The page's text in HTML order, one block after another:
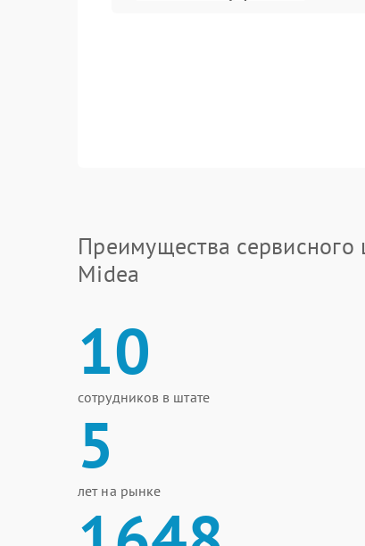
Преимущества сервисного
Midea
10
сотрудников в штате
5
лет на рынке